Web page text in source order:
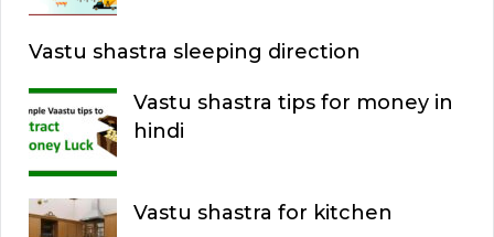
Vastu shastra sleeping direction
Vastu shastra tips for money in
hindi
Vastu shastra for kitchen